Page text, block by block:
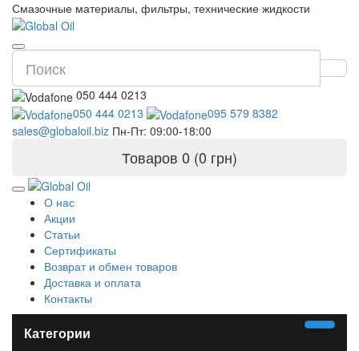
Смазочные материалы, фильтры, технические жидкости
050 444 0213
050 444 0213
095 579 8382
sales@globaloil.biz Пн-Пт: 09:00-18:00
Товаров 0 (0 грн)
О нас
Акции
Статьи
Сертификаты
Возврат и обмен товаров
Доставка и оплата
Контакты
Категории